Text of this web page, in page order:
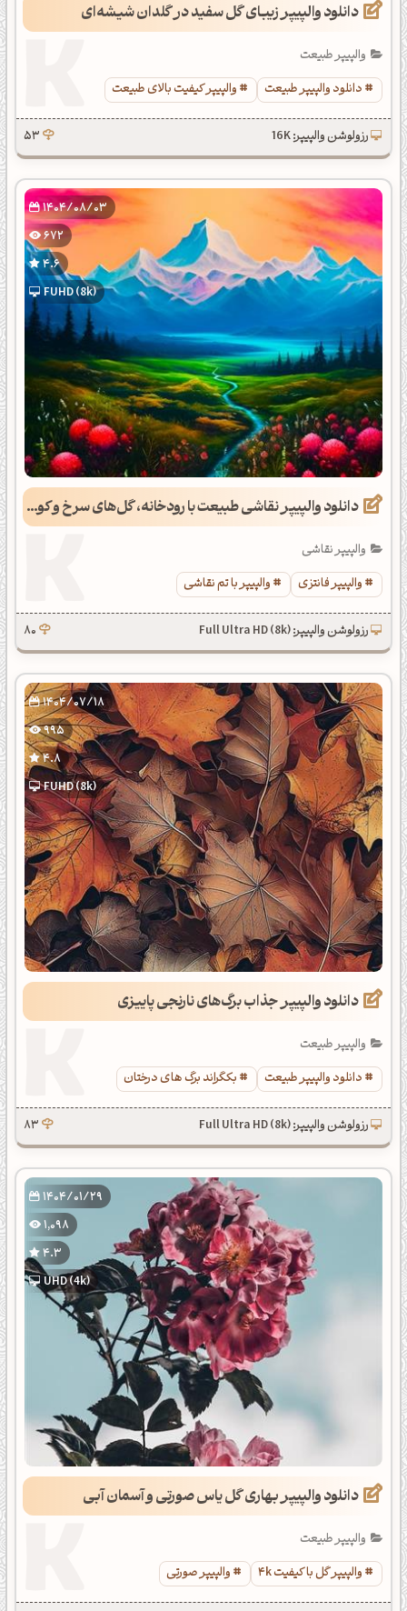
دانلود والپیپر زیبای گل سفید در گلدان شیشه‌ای
والپیپر طبیعت
دانلود والپیپر طبیعت
والپیپر کیفیت بالای طبیعت
رزولوشن والپیپر: 16K 53
1404/08/03
672
4.6
FUHD (8k)
دانلود والپیپر نقاشی طبیعت با رودخانه، گل‌های سرخ و کوه‌های برفی
والپیپر نقاشی
والپیپر فانتزی
والپیپر با تم نقاشی
رزولوشن والپیپر: Full Ultra HD (8k) 80
1404/07/18
995
4.8
FUHD (8k)
دانلود والپیپر جذاب برگ‌های نارنجی پاییزی
والپیپر طبیعت
دانلود والپیپر طبیعت
بکگراند برگ های درختان
رزولوشن والپیپر: Full Ultra HD (8k) 83
1404/01/29
1,098
4.3
UHD (4k)
دانلود والپیپر بهاری گل یاس صورتی و آسمان آبی
والپیپر طبیعت
والپیپر گل با کیفیت 4k
والپیپر صورتی